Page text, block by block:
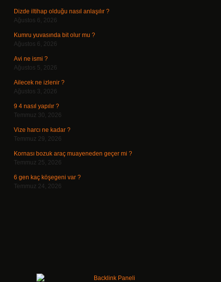
Dizde iltihap olduğu nasıl anlaşılır ?
Ağustos 6, 2026
Kumru yuvasında bit olur mu ?
Ağustos 6, 2026
Avi ne ismi ?
Ağustos 5, 2026
Ailecek ne izlenir ?
Ağustos 3, 2026
9 4 nasıl yapılır ?
Temmuz 30, 2026
Vize harcı ne kadar ?
Temmuz 29, 2026
Kornası bozuk araç muayeneden geçer mi ?
Temmuz 25, 2026
6 gen kaç köşegeni var ?
Temmuz 24, 2026